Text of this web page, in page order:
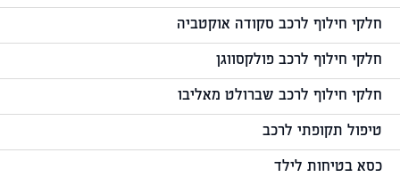
חלקי חילוף לרכב סקודה אוקטביה
חלקי חילוף לרכב פולקסווגן
חלקי חילוף לרכב שברולט מאליבו
טיפול תקופתי לרכב
כסא בטיחות לילד